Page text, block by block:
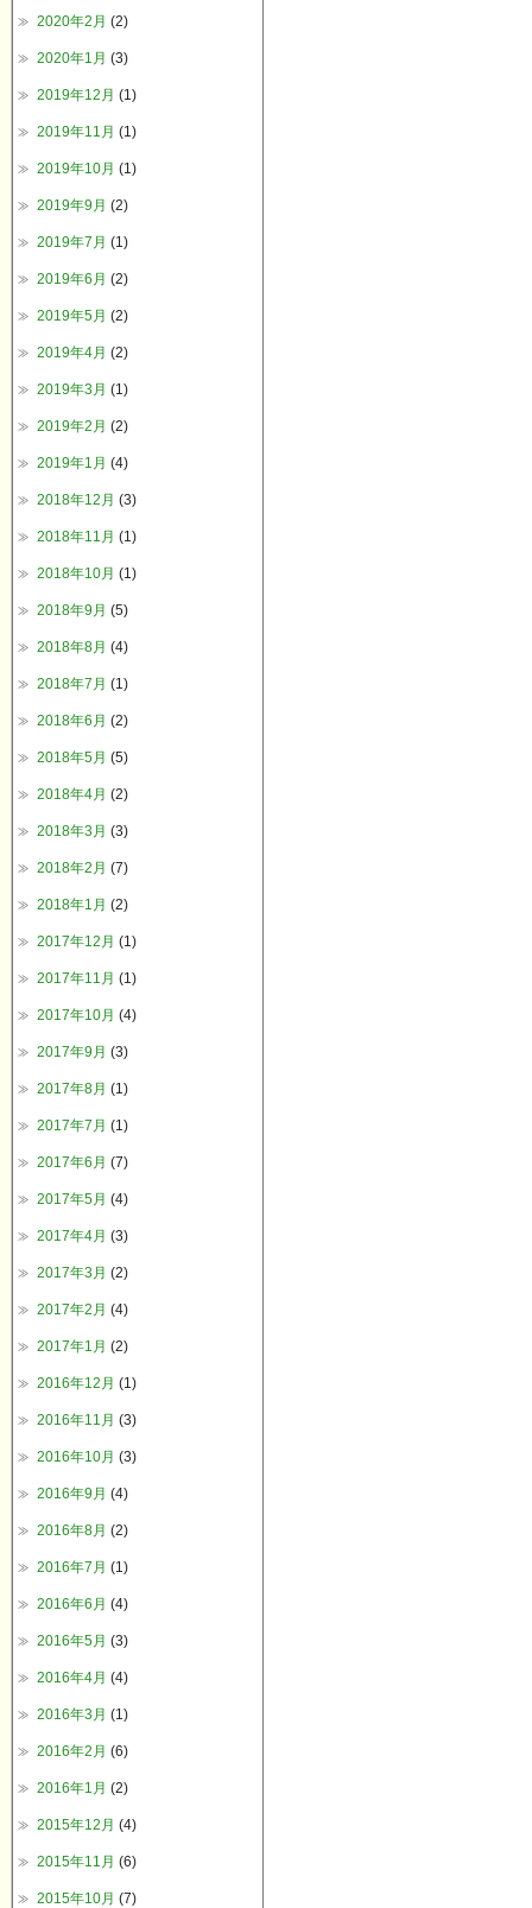
2020年2月 (2)
2020年1月 (3)
2019年12月 (1)
2019年11月 (1)
2019年10月 (1)
2019年9月 (2)
2019年7月 (1)
2019年6月 (2)
2019年5月 (2)
2019年4月 (2)
2019年3月 (1)
2019年2月 (2)
2019年1月 (4)
2018年12月 (3)
2018年11月 (1)
2018年10月 (1)
2018年9月 (5)
2018年8月 (4)
2018年7月 (1)
2018年6月 (2)
2018年5月 (5)
2018年4月 (2)
2018年3月 (3)
2018年2月 (7)
2018年1月 (2)
2017年12月 (1)
2017年11月 (1)
2017年10月 (4)
2017年9月 (3)
2017年8月 (1)
2017年7月 (1)
2017年6月 (7)
2017年5月 (4)
2017年4月 (3)
2017年3月 (2)
2017年2月 (4)
2017年1月 (2)
2016年12月 (1)
2016年11月 (3)
2016年10月 (3)
2016年9月 (4)
2016年8月 (2)
2016年7月 (1)
2016年6月 (4)
2016年5月 (3)
2016年4月 (4)
2016年3月 (1)
2016年2月 (6)
2016年1月 (2)
2015年12月 (4)
2015年11月 (6)
2015年10月 (7)